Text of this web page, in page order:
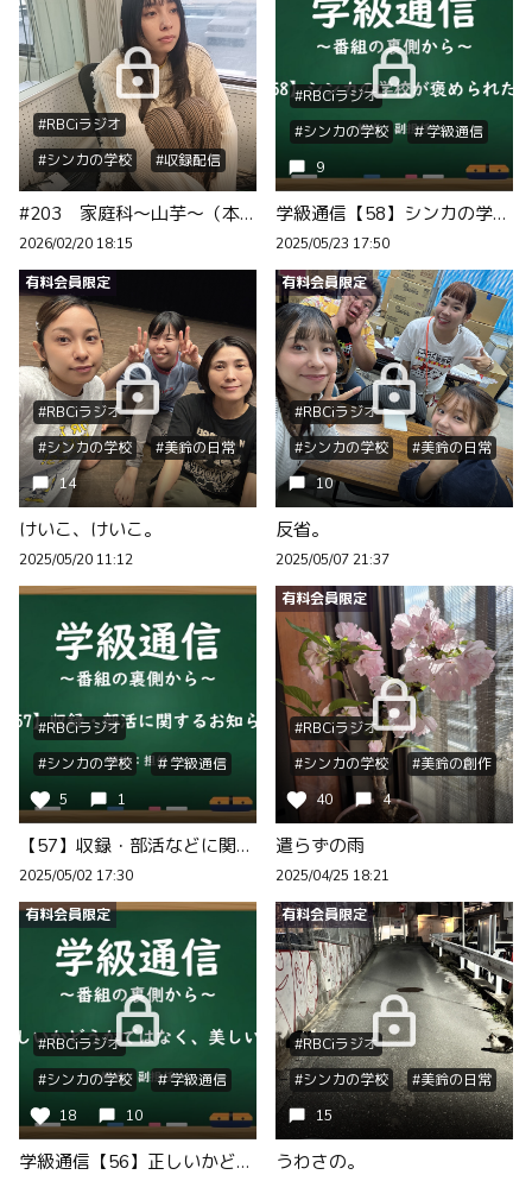
#RBCiラジオ
#シンカの学校
#収録配信
#203 家庭科～山芋～（本放送）
2026/02/20 18:15
#RBCiラジオ
#シンカの学校
＃学級通信
9
学級通信【58】シンカの学校が褒められたよ
2025/05/23 17:50
有料会員限定
#RBCiラジオ
#シンカの学校
#美鈴の日常
14
けいこ、けいこ。
2025/05/20 11:12
有料会員限定
#RBCiラジオ
#シンカの学校
#美鈴の日常
10
反省。
2025/05/07 21:37
#RBCiラジオ
#シンカの学校
＃学級通信
5
1
【57】収録・部活などに関するお知らせ
2025/05/02 17:30
有料会員限定
#RBCiラジオ
#シンカの学校
#美鈴の創作
40
4
遣らずの雨
2025/04/25 18:21
有料会員限定
#RBCiラジオ
#シンカの学校
＃学級通信
18
10
学級通信【56】正しいかどうかではなく、美しいかどうか
有料会員限定
#RBCiラジオ
#シンカの学校
#美鈴の日常
15
うわさの。